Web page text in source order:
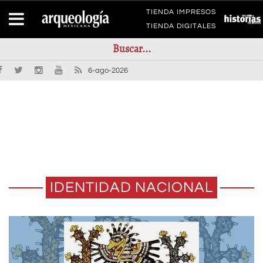
TIENDA IMPRESOS
TIENDA DIGITALES
6-ago-2026
IDENTIDAD NACIONAL